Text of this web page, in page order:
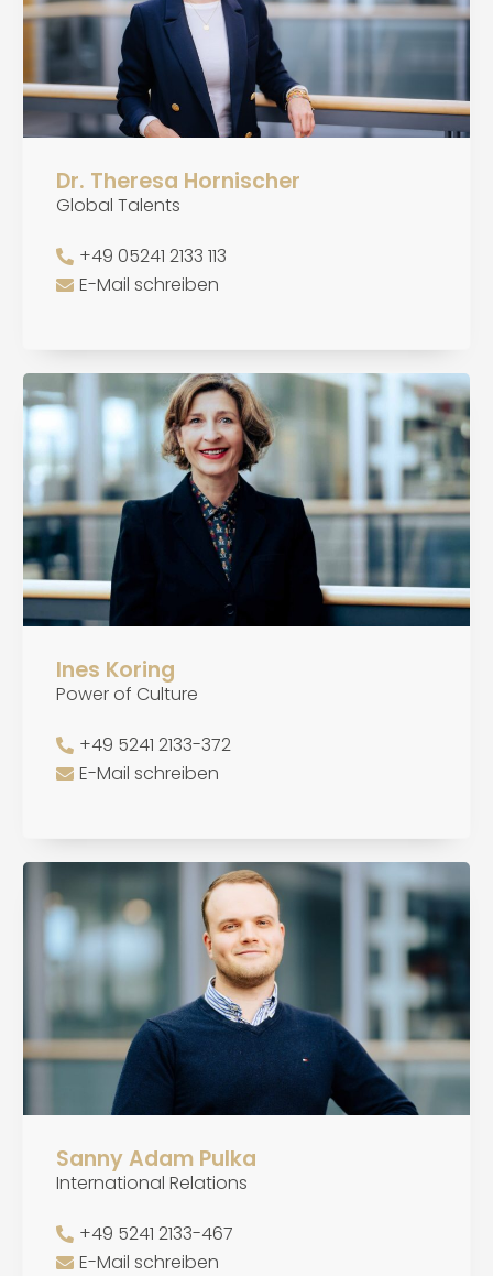
Dr. Theresa Hornischer
Global Talents
+49 05241 2133 113
E-Mail schreiben
Ines Koring
Power of Culture
+49 5241 2133-372
E-Mail schreiben
Sanny Adam Pulka
International Relations
+49 5241 2133-467
E-Mail schreiben